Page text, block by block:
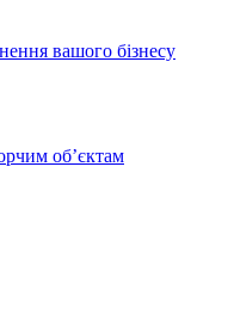
вашого бізнесу
обʼєктам